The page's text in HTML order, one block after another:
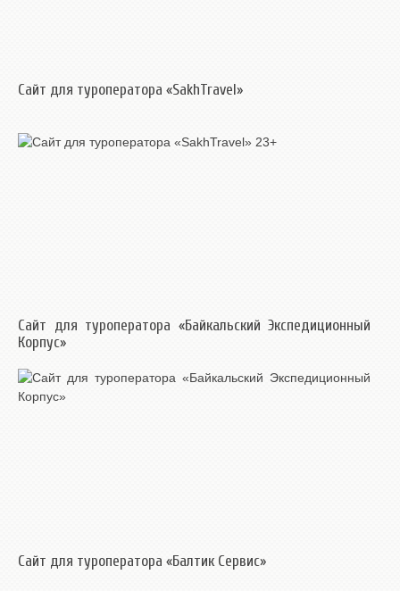
Сайт для туроператора «SakhTravel»
Сайт для туроператора «Байкальский Экспедиционный
Корпус»
Сайт для туроператора «Балтик Сервис»